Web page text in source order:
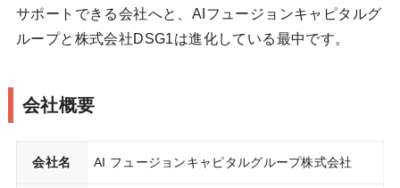
サポートできる会社へと、AIフュージョンキャピタルグ
ループと株式会社DSG1は進化している最中です。
会社概要
会社名 AI フュージョンキャピタルグループ株式会社